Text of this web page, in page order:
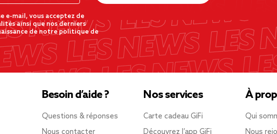
e-mail, vous acceptez de
ainsi que nos derniers
de notre politique de
Besoin d’aide ?
Questions & réponses
Nous contacter
Nos services
Carte cadeau GiFi
Découvrez l’app GiFi
À
Qui
Nous